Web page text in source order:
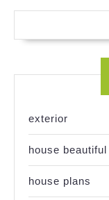
exterior
house beautiful
house plans